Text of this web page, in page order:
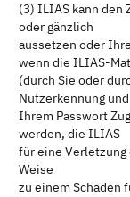
(3) ILIAS kann den
oder gänzlich
aussetzen oder
wenn die ILIAS-
(durch Sie oder
Nutzerkennung und
Ihrem Passwort
werden, die ILIAS
für eine Verletzung
Weise
zu einem Schaden